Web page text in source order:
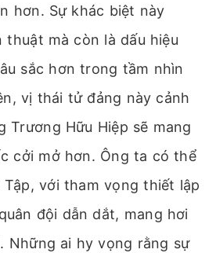
hơn. Sự khác biệt này
thuật mà còn là dấu hiệu
sắc hơn trong tầm nhìn
vị thái tử đảng này cảnh
Trương Hữu Hiệp sẽ mang
cởi mở hơn. Ông ta có thể
với tham vọng thiết lập
đội dẫn dắt, mang hơi
Những ai hy vọng rằng sự